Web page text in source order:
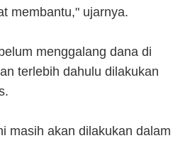
membantu," ujarnya.
menggalang dana di
terlebih dahulu dilakukan
masih akan dilakukan dalam